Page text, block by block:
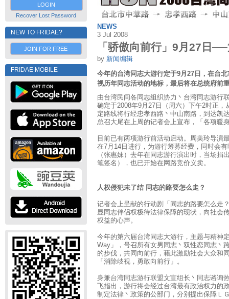
Recover Lost Password
NEW TO FRIDAE?
JOIN FOR FREE
FRIDAE MOBILE
NEWS
3 Jul 2008
「骄傲向前行」9月27日
by 新闻编辑
今年的台湾同志大游行定于9月27日，在台
视历年同志活动的地标，最后将在总统府前
由台湾民间各同志组织协力丶台湾同志游行
确定于2008年9月27日（周六）下午2时正
定路线将行经忠孝西路丶中山南路，到达凯
总召大尾在上周的记者会上宣布，「各项暖
目前已有两项游行前活动启动。周美玲导演
在7月14日进行，为游行筹募经费，同时会
（张惠妹）去年在同志游行演出时，当场捐
笔签名），也已开始在网路竞价义卖。
人权侵犯未了结 同志的路要怎么走？
记者会上呈献的行动剧「同志的路要怎么走
显同志伴侣权极待法律保障的现状，向社会
权益的心声。
今年的第六届台湾同志大游行，主题与精神
Way」，号召所有女男同志丶双性恋同志丶
的步伐，共同向前行，藉此激励社会大众和
「消除歧视，勇敢向前行」。
身兼台湾同志游行联盟文宣组长丶同志谘询
飞指出，游行将会经过台湾最有政治权力的
制定法律丶政策的公部门，分别提出保障Ｌ